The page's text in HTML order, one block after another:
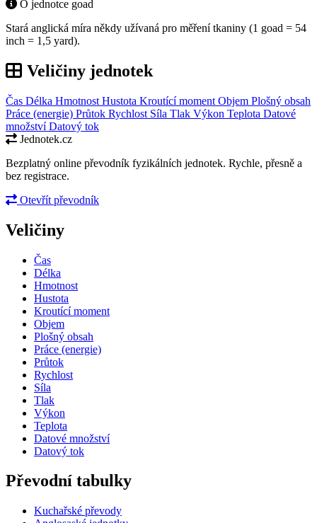
O jednotce goad
Stará anglická míra někdy užívaná pro měření tkaniny (1 goad = 54
inch = 1,5 yard).
Veličiny jednotek
Čas Délka Hmotnost Hustota Kroutící moment Objem Plošný obsah
Práce (energie) Průtok Rychlost Síla Tlak Výkon Teplota Datové
množstvíDatový tok
Jednotek.cz
Bezplatný online převodník fyzikálních jednotek. Rychle, přesně a
bez registrace.
Otevřít převodník
Veličiny
Čas
Délka
Hmotnost
Hustota
Kroutící moment
Objem
Plošný obsah
Práce (energie)
Průtok
Rychlost
Síla
Tlak
Výkon
Teplota
Datové množství
Datový tok
Převodní tabulky
Kuchařské převody